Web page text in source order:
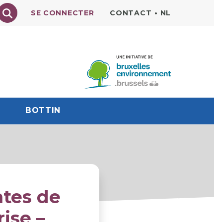
à rechercher
SE CONNECTER CONTACT • NL
BOTTIN
de